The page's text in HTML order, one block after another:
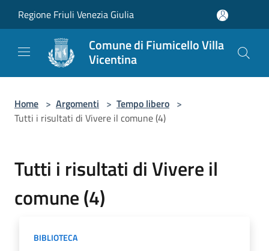
Regione Friuli Venezia Giulia
Comune di Fiumicello Villa
Vicentina
Home > Argomenti > Tempo libero >
Tutti i risultati di Vivere il comune (4)
Tutti i risultati di Vivere il
comune (4)
BIBLIOTECA